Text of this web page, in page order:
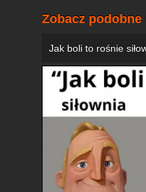
Zobacz podobne
Jak boli to rośnie